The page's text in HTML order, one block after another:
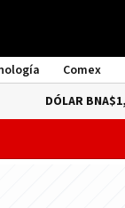
Comex
BNA $1,520.00
lo que queda